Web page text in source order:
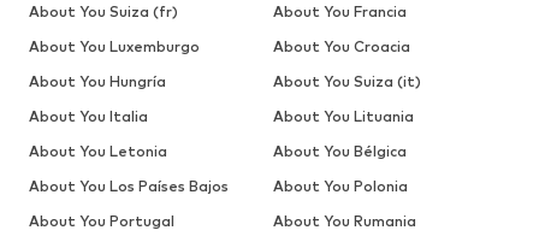
About You Suiza (fr)
About You Francia
About You Luxemburgo
About You Croacia
About You Hungría
About You Suiza (it)
About You Italia
About You Lituania
About You Letonia
About You Bélgica
About You Los Países Bajos
About You Polonia
About You Portugal
About You Rumania